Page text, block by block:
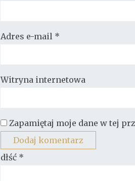
Adres e-mail *
Witryna internetowa
Zapamiętaj moje dane w tej
dłść *